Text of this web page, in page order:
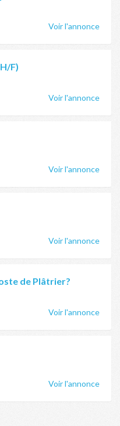
Voir l'annonce
F)
Voir l'annonce
Voir l'annonce
Voir l'annonce
de Plâtrier?
Voir l'annonce
Voir l'annonce